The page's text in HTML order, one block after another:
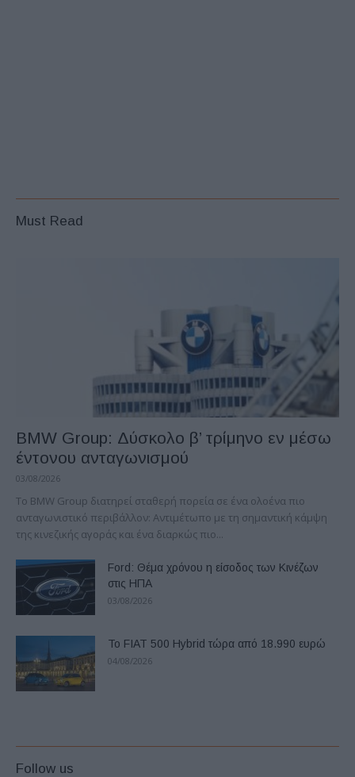
Must Read
BMW Group: Δύσκολο β’ τρίμηνο εν μέσω
έντονου ανταγωνισμού
03/08/2026
Το BMW Group διατηρεί σταθερή πορεία σε ένα ολοένα πιο
ανταγωνιστικό περιβάλλον: Αντιμέτωπο με τη σημαντική κάμψη
της κινεζικής αγοράς και ένα διαρκώς πιο...
Ford: Θέμα χρόνου η είσοδος των Κινέζων
στις ΗΠΑ
03/08/2026
Το FIAT 500 Hybrid τώρα από 18.990 ευρώ
04/08/2026
Follow us